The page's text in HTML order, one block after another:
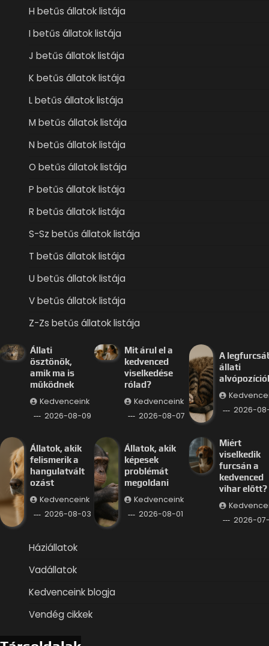
H betűs állatok listája
I betűs állatok listája
J betűs állatok listája
K betűs állatok listája
L betűs állatok listája
M betűs állatok listája
N betűs állatok listája
O betűs állatok listája
P betűs állatok listája
R betűs állatok listája
S-Sz betűs állatok listája
T betűs állatok listája
U betűs állatok listája
V betűs állatok listája
Z-Zs betűs állatok listája
Állati
ösztönök,
amik ma is
működnek
Kedvenceink
2026-08-09
Mit árul el a
kedvenced
viselkedése
rólad?
Kedvenceink
2026-08-07
A
állati
2026-
Állatok, akik
felismerik a
hangulatvált
ozást
Kedvenceink
2026-08-03
Állatok, akik
képesek
problémát
megoldani
Kedvenceink
2026-08-01
Miért
viselkedik
furcsán a
kedvenced
vihar előtt?
2026-
Háziállatok
Vadállatok
Kedvenceink blogja
Vendég cikkek